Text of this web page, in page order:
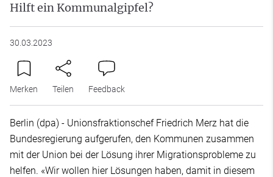
Hilft ein Kommunalgipfel?
30.03.2023
Merken Teilen Feedback
Berlin (dpa) - Unionsfraktionschef Friedrich Merz hat die
Bundesregierung aufgerufen, den Kommunen zusammen
mit der Union bei der Lösung ihrer Migrationsprobleme zu
helfen. «Wir wollen hier Lösungen haben, damit in diesem